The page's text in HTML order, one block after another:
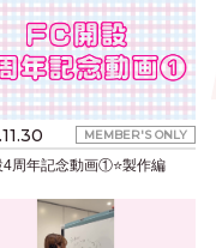
MEMBER'S ONLY
4周年記念動画①⭐製作編